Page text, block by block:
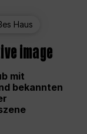
Haus
image
mit
bekannten